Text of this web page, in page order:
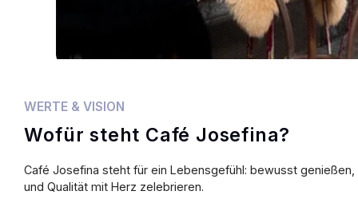
WERTE & VISION
Wofür steht Café Josefina?
Café Josefina steht für ein Lebensgefühl: bewusst
und Qualität mit Herz zelebrieren.